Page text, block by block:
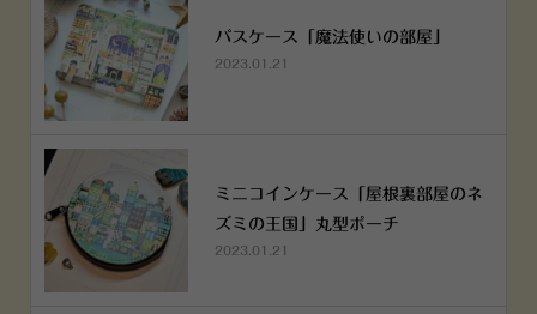
パスケース「魔法使いの部屋」
2023.01.21
ミニコインケース「屋根裏部屋のネ
ズミの王国」丸型ポーチ
2023.01.21